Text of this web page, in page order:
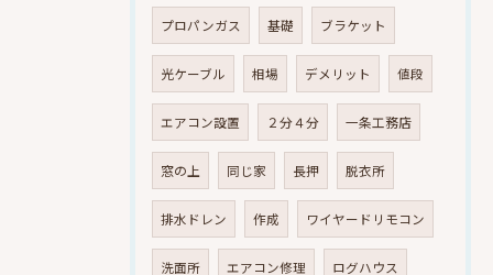
プロパンガス 基礎 ブラケット
光ケーブル 相場 デメリット 値段
エアコン設置 ２分４分 一条工務店
窓の上 同じ家 長押 脱衣所
排水ドレン 作成 ワイヤードリモコン
洗面所 エアコン修理 ログハウス